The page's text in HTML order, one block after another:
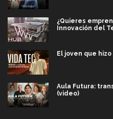
¿Quieres
Innovación del
El joven que
Aula Futura:
(video)